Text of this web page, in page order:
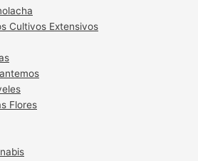
Cultivos Extensivos
Flores